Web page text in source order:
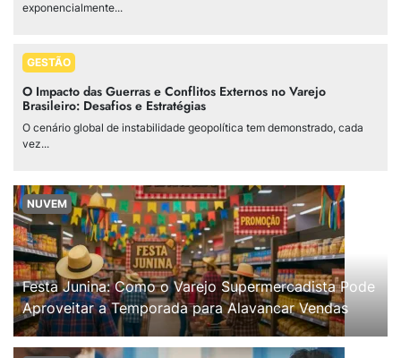
exponencialmente...
GESTÃO
O Impacto das Guerras e Conflitos Externos no Varejo
Brasileiro: Desafios e Estratégias
O cenário global de instabilidade geopolítica tem demonstrado, cada
vez...
NUVEM
Festa Junina: Como o Varejo Supermercadista Pode
Aproveitar a Temporada para Alavancar Vendas